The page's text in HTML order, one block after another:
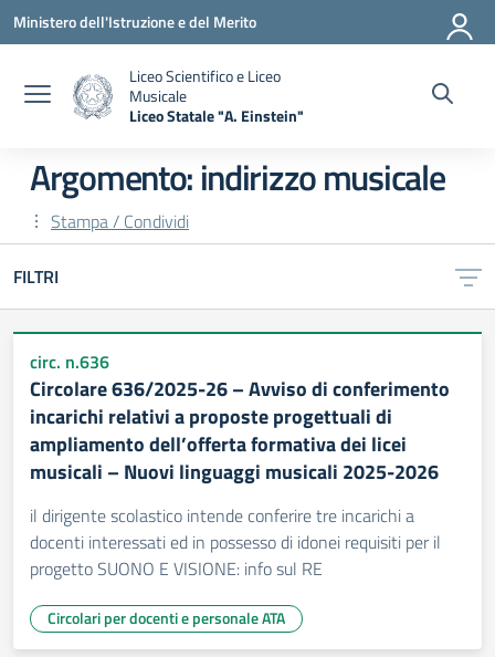
Vai ai contenuti
Vai al menu di navigazione
Vai al footer
Ministero dell'Istruzione e del Merito
Liceo Scientifico e Liceo
Musicale
Liceo Statale "A. Einstein"
Argomento: indirizzo musicale
Stampa / Condividi
FILTRI
circ. n.636
Circolare 636/2025-26 – Avviso di conferimento
incarichi relativi a proposte progettuali di
ampliamento dell’offerta formativa dei licei
musicali – Nuovi linguaggi musicali 2025-2026
il dirigente scolastico intende conferire tre incarichi a
docenti interessati ed in possesso di idonei requisiti per il
progetto SUONO E VISIONE: info sul RE
Circolari per docenti e personale ATA